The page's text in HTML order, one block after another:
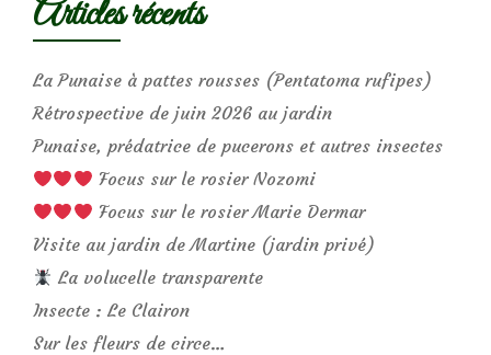
Articles récents
La Punaise à pattes rousses (Pentatoma rufipes)
Rétrospective de juin 2026 au jardin
Punaise, prédatrice de pucerons et autres insectes
Focus sur le rosier Nozomi
Focus sur le rosier Marie Dermar
Visite au jardin de Martine (jardin privé)
La volucelle transparente
Insecte : Le Clairon
Sur les fleurs de circe…